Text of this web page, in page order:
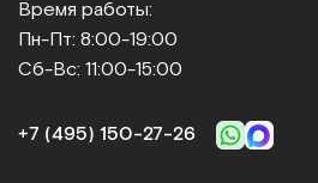
Медицинские кровати и
Регулируемые секции,
механизмы управления
Время работы:
Пн-Пт: 8:00-19:00
Сб-Вс: 11:00-15:00
+7 (495) 150‑27‑26